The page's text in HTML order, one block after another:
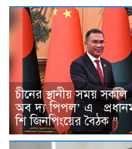
চীনের স্থানীয় সময় সকাল
অব দ্য পিপল’ এ
শি জিনপিংয়ের বৈঠক ”